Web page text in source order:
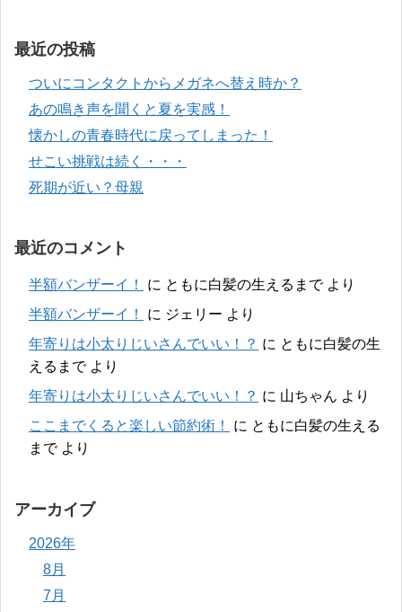
最近の投稿
ついにコンタクトからメガネへ替え時か？
あの鳴き声を聞くと夏を実感！
懐かしの青春時代に戻ってしまった！
せこい挑戦は続く・・・
死期が近い？母親
最近のコメント
半額バンザーイ！ に ともに白髪の生えるまでより
半額バンザーイ！
に ジェリー より
年寄りは小太りじいさんでいい！？ に ともに白髪の生
えるまでより
年寄りは小太りじいさんでいい！？ に 山ちゃん より
ここまでくると楽しい節約術！
に ともに白髪の生える
までより
アーカイブ
2026年
8月
7月